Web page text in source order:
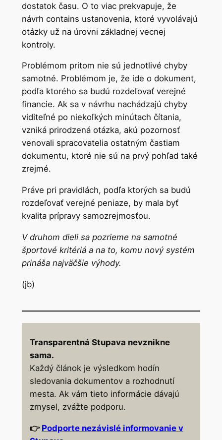
dostatok času. O to viac prekvapuje, že
návrh contains ustanovenia, ktoré vyvolávajú
otázky už na úrovni základnej vecnej
kontroly.
Problémom pritom nie sú jednotlivé chyby
samotné. Problémom je, že ide o dokument,
podľa ktorého sa budú rozdeľovať verejné
financie. Ak sa v návrhu nachádzajú chyby
viditeľné po niekoľkých minútach čítania,
vzniká prirodzená otázka, akú pozornosť
venovali spracovatelia ostatným častiam
dokumentu, ktoré nie sú na prvý pohľad také
zrejmé.
Práve pri pravidlách, podľa ktorých sa budú
rozdeľovať verejné peniaze, by mala byť
kvalita prípravy samozrejmosťou.
V druhom dieli sa pozrieme na samotné
športové kritériá a na to, komu nový systém
prináša najväčšie výhody.
(jb)
Transparentná Stupava nevznikne
sama.
Každý článok je výsledkom hodín
sledovania dokumentov a rozhodnutí
mesta. Ak vám tieto informácie dávajú
zmysel, zvážte podporu.
👉 Podporte nezávislé informovanie v